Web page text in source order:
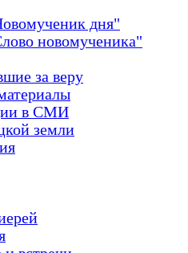
дня"
новомученика"
за веру
в СМИ
земли